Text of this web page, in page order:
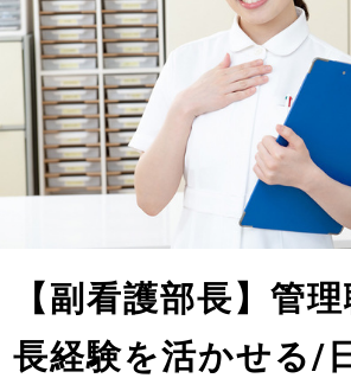
【副看護部長】管
長経験を活かせる/